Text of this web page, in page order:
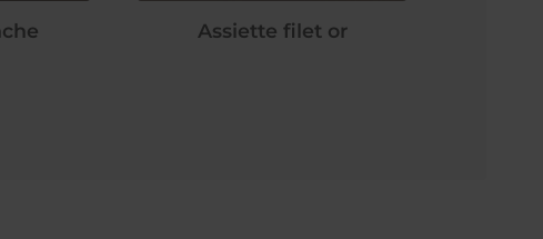
Assiette filet or